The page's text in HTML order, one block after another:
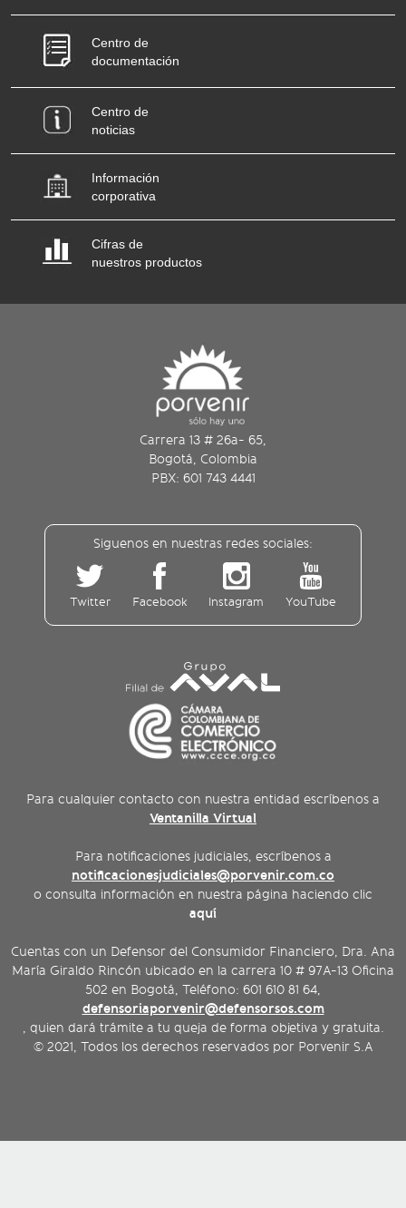
Centro de
documentación
Centro de
noticias
Información
corporativa
Cifras de
nuestros productos
Carrera 13 # 26a- 65,
Bogotá, Colombia
PBX: 601 743 4441
Siguenos en nuestras redes sociales:
Twitter Facebook Instagram YouTube
Para cualquier contacto con nuestra entidad escríbenos a
Ventanilla Virtual
Para notificaciones judiciales, escríbenos a
notificacionesjudiciales@porvenir.com.co
o consulta información en nuestra página haciendo clic
aquí
Cuentas con un Defensor del Consumidor Financiero, Dra. Ana
María Giraldo Rincón ubicado en la carrera 10 # 97A-13 Oficina
502 en Bogotá, Teléfono: 601 610 81 64,
defensoriaporvenir@defensorsos.com
, quien dará trámite a tu queja de forma objetiva y gratuita.
© 2021, Todos los derechos reservados por Porvenir S.A